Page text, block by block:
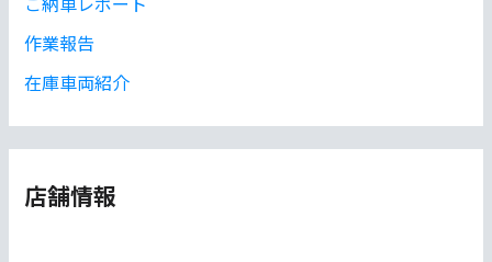
作業報告
在庫車両紹介
店舗情報